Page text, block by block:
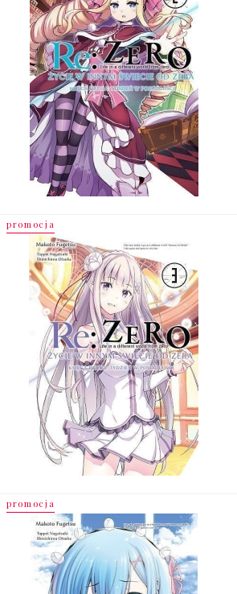
promocja
promocja